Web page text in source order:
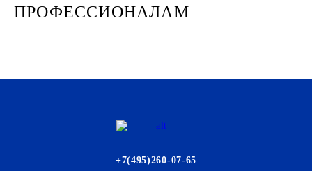
ПРОФЕССИОНАЛАМ
+7(495)260-07-65